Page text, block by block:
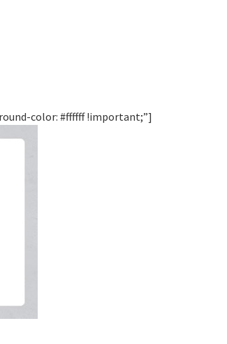
color: #ffffff !important;”]